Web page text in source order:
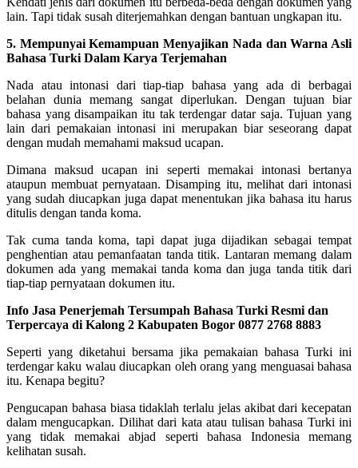
lain. Tapi tidak susah diterjemahkan dengan bantuan ungkapan itu.
5. Mempunyai Kemampuan Menyajikan Nada dan Warna Asli
Bahasa Turki Dalam Karya Terjemahan
Nada atau intonasi dari tiap-tiap bahasa yang ada di berbagai
belahan dunia memang sangat diperlukan. Dengan tujuan biar
bahasa yang disampaikan itu tak terdengar datar saja. Tujuan yang
lain dari pemakaian intonasi ini merupakan biar seseorang dapat
dengan mudah memahami maksud ucapan.
Dimana maksud ucapan ini seperti memakai intonasi bertanya
ataupun membuat pernyataan. Disamping itu, melihat dari intonasi
yang sudah diucapkan juga dapat menentukan jika bahasa itu harus
ditulis dengan tanda koma.
Tak cuma tanda koma, tapi dapat juga dijadikan sebagai tempat
penghentian atau pemanfaatan tanda titik. Lantaran memang dalam
dokumen ada yang memakai tanda koma dan juga tanda titik dari
tiap-tiap pernyataan dokumen itu.
Info Jasa Penerjemah Tersumpah Bahasa Turki Resmi dan
Terpercaya di Kalong 2 Kabupaten Bogor 0877 2768 8883
Seperti yang diketahui bersama jika pemakaian bahasa Turki ini
terdengar kaku walau diucapkan oleh orang yang menguasai bahasa
itu. Kenapa begitu?
Pengucapan bahasa biasa tidaklah terlalu jelas akibat dari kecepatan
dalam mengucapkan. Dilihat dari kata atau tulisan bahasa Turki ini
yang tidak memakai abjad seperti bahasa Indonesia memang
kelihatan susah.